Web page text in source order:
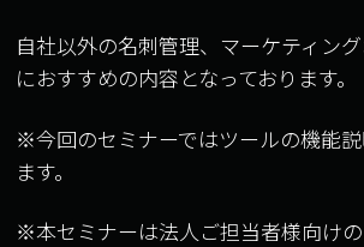
自社以外の名刺管理、マーケティン
におすすめの内容となっております。
※今回のセミナーではツールの機能
ます。
※本セミナーは法人ご担当者様向けの